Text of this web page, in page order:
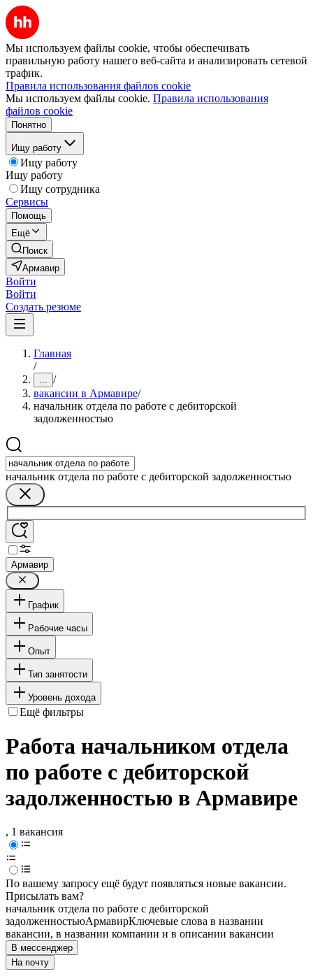
Мы используем файлы cookie, чтобы обеспечивать
правильную работу нашего веб-сайта и анализировать сетевой
трафик.
Правила использования файлов cookie
Мы используем файлы cookie. Правила использования
файлов cookie
Понятно
Ищу работу
Ищу работу
Ищу работу
Ищу сотрудника
Сервисы
Помощь
Ещё
Поиск
Армавир
Войти
Войти
Создать резюме
Главная
/
... /
вакансии в Армавире/
начальник отдела по работе с дебиторской
задолженностью
начальник отдела по работе с дебиторской задолженностью
Армавир
График
Рабочие часы
Опыт
Тип занятости
Уровень дохода
Ещё фильтры
Работа начальником отдела
по работе с дебиторской
задолженностью в Армавире
, 1 вакансия
По вашему запросу ещё будут появляться новые вакансии.
Присылать вам?
начальник отдела по работе с дебиторской
задолженностьюАрмавирКлючевые слова в названии
вакансии, в названии компании и в описании вакансии
В мессенджер
На почту